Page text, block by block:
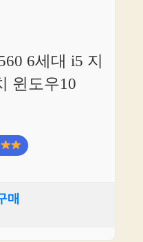
6세대 i5 지
윈도우10
매